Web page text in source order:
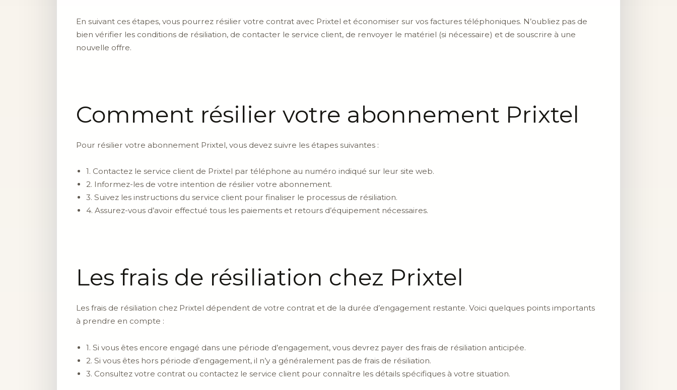
En suivant ces étapes, vous pourrez résilier votre contrat avec Prixtel et économiser sur vos factures téléphoniques. N’oubliez pas de
bien vérifier les conditions de résiliation, de contacter le service client, de renvoyer le matériel (si nécessaire) et de souscrire à une
nouvelle offre.
Comment résilier votre abonnement Prixtel
Pour résilier votre abonnement Prixtel, vous devez suivre les étapes suivantes :
1. Contactez le service client de Prixtel par téléphone au numéro indiqué sur leur site web.
2. Informez-les de votre intention de résilier votre abonnement.
3. Suivez les instructions du service client pour finaliser le processus de résiliation.
4. Assurez-vous d’avoir effectué tous les paiements et retours d’équipement nécessaires.
Les frais de résiliation chez Prixtel
Les frais de résiliation chez Prixtel dépendent de votre contrat et de la durée d’engagement restante. Voici quelques points importants
à prendre en compte :
1. Si vous êtes encore engagé dans une période d’engagement, vous devrez payer des frais de résiliation anticipée.
2. Si vous êtes hors période d’engagement, il n’y a généralement pas de frais de résiliation.
3. Consultez votre contrat ou contactez le service client pour connaître les détails spécifiques à votre situation.